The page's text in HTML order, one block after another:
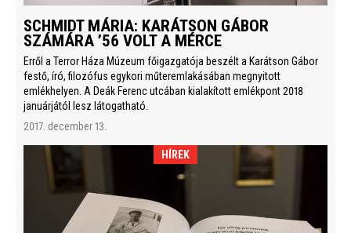
SCHMIDT MÁRIA: KARÁTSON GÁBOR
SZÁMÁRA ’56 VOLT A MÉRCE
Erről a Terror Háza Múzeum főigazgatója beszélt a Karátson Gábor
festő, író, filozófus egykori műteremlakásában megnyitott
emlékhelyen. A Deák Ferenc utcában kialakított emlékpont 2018
januárjától lesz látogatható.
2017. december 13.
HÍREK